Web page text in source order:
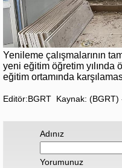
Yenileme çalışmalarının
yeni eğitim öğretim
eğitim ortamında
Editör:BGRT Kaynak: (BGRT)
Adınız
Yorumunuz